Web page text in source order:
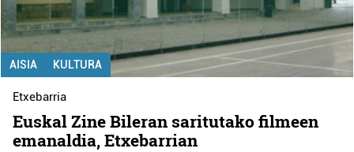
AISIA KULTURA
Etxebarria
Euskal Zine Bileran saritutako filmeen
emanaldia, Etxebarrian